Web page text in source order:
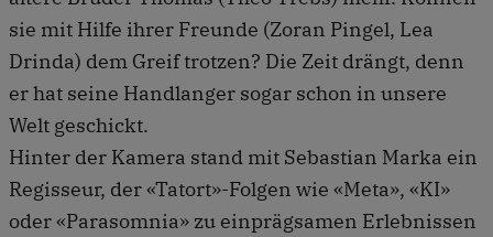
sie mit Hilfe ihrer Freunde (Zoran Pingel, Lea
Drinda) dem Greif trotzen? Die Zeit drängt, denn
er hat seine Handlanger sogar schon in unsere
Welt geschickt.
Hinter der Kamera stand mit Sebastian Marka ein
Regisseur, der «Tatort»-Folgen wie «Meta», «KI»
oder «Parasomnia» zu einprägsamen Erlebnissen